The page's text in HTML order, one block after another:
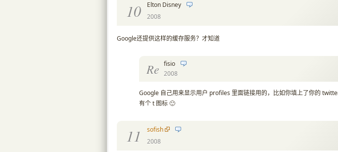
10
Elton Disney
2008
Google还提供这样的缓存服务？才知道
Re fisio
2008
Google 自己用来显示用户 profiles 里面链接用的，比如你填上了你的
有个 t 图标 🙂
11
sofish
2008